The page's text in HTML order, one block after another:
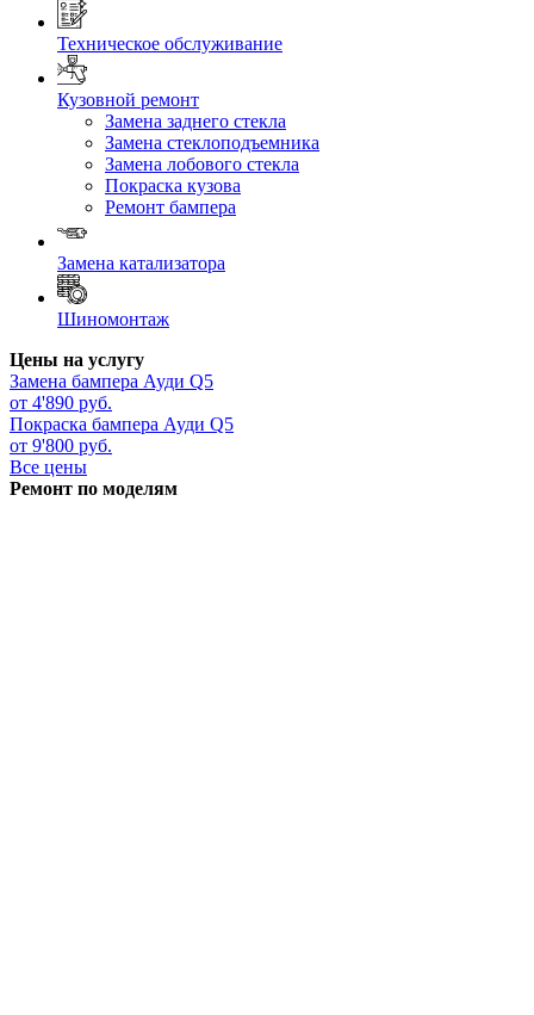
Техническое обслуживание
Кузовной ремонт
Замена заднего стекла
Замена стеклоподъемника
Замена лобового стекла
Покраска кузова
Ремонт бампера
Замена катализатора
Шиномонтаж
Цены на услугу
Замена бампера Ауди Q5
от 4'890 руб.
Покраска бампера Ауди Q5
от 9'800 руб.
Все цены
Ремонт по моделям